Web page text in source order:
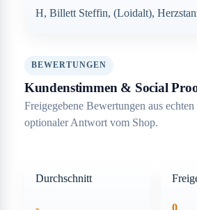
H, Billett Steffin, (Loidalt),
BEWERTUNGEN
Kundenstimmen & Social
Freigegebene Bewertungen aus
optionaler Antwort vom Shop.
Durchschnitt
- 0